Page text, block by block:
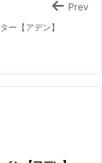
ー【アデン】
Prev